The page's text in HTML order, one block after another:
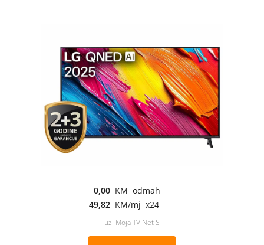
0,00 KM odmah
49,82 KM/mj x24
uz Moja TV Net S